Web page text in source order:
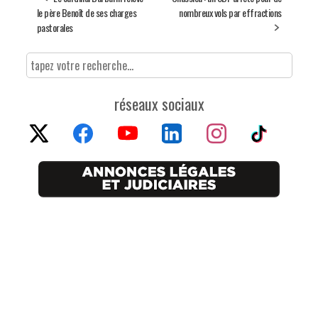
le père Benoît de ses charges
pastorales
nombreux vols par effractions
réseaux sociaux